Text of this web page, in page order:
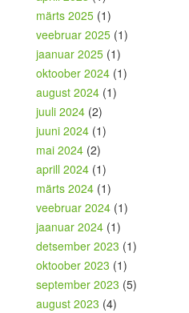
märts 2025 (1)
veebruar 2025 (1)
jaanuar 2025 (1)
oktoober 2024 (1)
august 2024 (1)
juuli 2024 (2)
juuni 2024 (1)
mai 2024 (2)
aprill 2024 (1)
märts 2024 (1)
veebruar 2024 (1)
jaanuar 2024 (1)
detsember 2023 (1)
oktoober 2023 (1)
september 2023 (5)
august 2023 (4)